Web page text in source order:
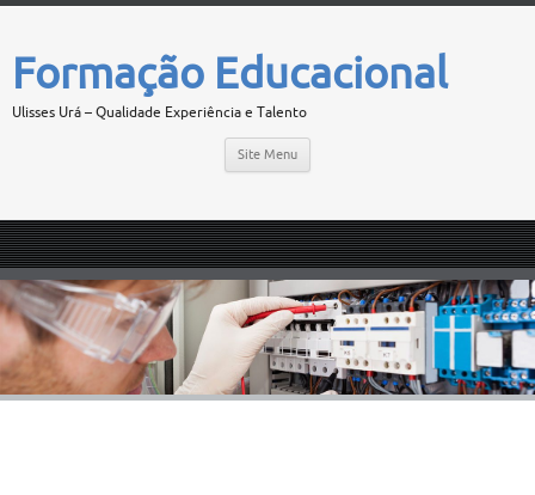
Formação Educacional
Ulisses Urá – Qualidade Experiência e Talento
Site Menu